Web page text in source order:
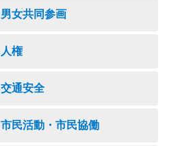
男女共同参画
人権
交通安全
市民活動・市民協働